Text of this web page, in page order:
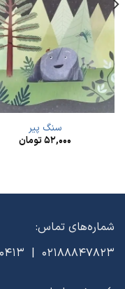
سنگ پیر
۵۲,۰۰۰تومان
شماره‌های تماس:
02188847823 | 02188810413